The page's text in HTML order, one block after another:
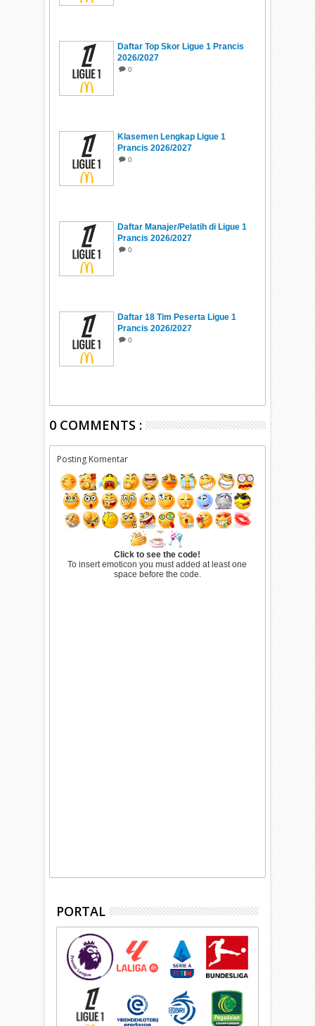
Daftar Top Skor Ligue 1 Prancis
2026/2027
0
Klasemen Lengkap Ligue 1
Prancis 2026/2027
0
Daftar Manajer/Pelatih di Ligue 1
Prancis 2026/2027
0
Daftar 18 Tim Peserta Ligue 1
Prancis 2026/2027
0
0 COMMENTS :
Posting Komentar
Click to see the code!
To insert emoticon you must added at least one
space before the code.
PORTAL